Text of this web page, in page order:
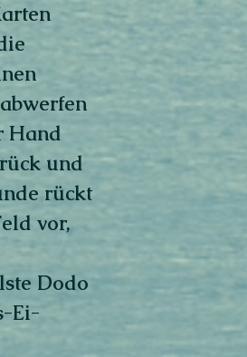
Hand
und
rückt
vor,
Dodo
Ei-